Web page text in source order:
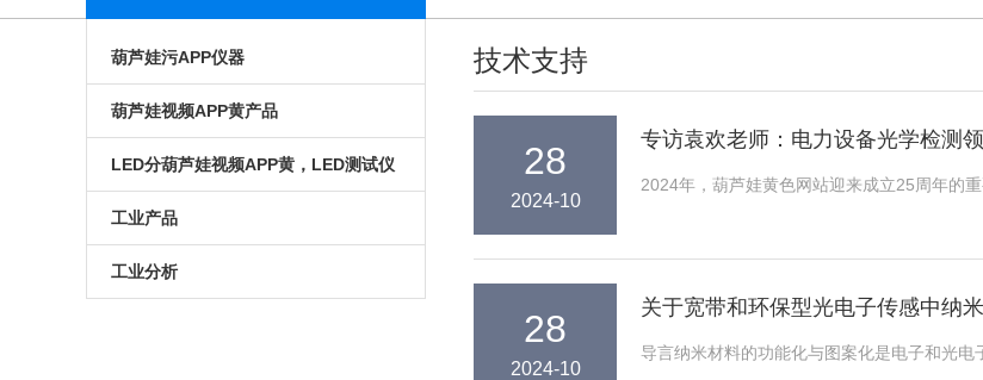
葫芦娃污APP仪器
光电模组与系统
微区磁光及角分辨
原子葫芦娃污APP
门控相机/分幅相机
葫芦娃视频APP黄产品
手动位移台
电动升降台
相机
LED分葫芦娃视频APP黄，LED测试仪
LED测试仪
工业产品
旋转滑台
工业分析
技术支持
28
2024-10
专访袁欢老师：电力设备光学检测
2024年，葫芦娃黄色网站迎来成立25周年的重
28
2024-10
关于宽带和环保型光电子传感中纳
导言纳米材料的功能化与图案化是电子和光电